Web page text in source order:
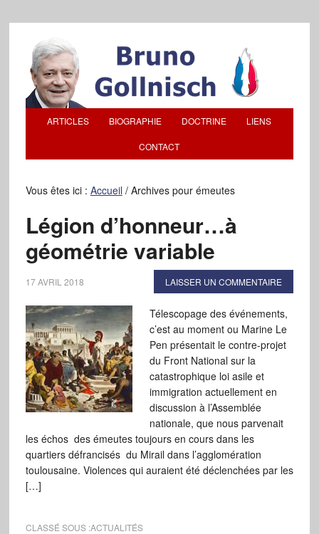
ARTICLES BIOGRAPHIE DOCTRINE LIENS
CONTACT
Vous êtes ici : Accueil /Archives pour émeutes
Légion d’honneur…à
géométrie variable
17 AVRIL 2018 LAISSER UN COMMENTAIRE
Télescopage des événements,
c’est au moment ou Marine Le
Pen présentait le contre-projet
du Front National sur la
catastrophique loi asile et
immigration actuellement en
discussion à l’Assemblée
nationale, que nous parvenait
les échos des émeutes toujours en cours dans les
quartiers défrancisés du Mirail dans l’agglomération
toulousaine. Violences qui auraient été déclenchées par les
[…]
CLASSÉ SOUS :ACTUALITÉS